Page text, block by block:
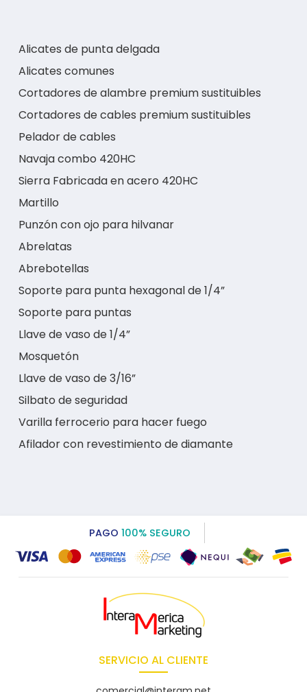
Alicates de punta delgada
Alicates comunes
Cortadores de alambre premium sustituibles
Cortadores de cables premium sustituibles
Pelador de cables
Navaja combo 420HC
Sierra Fabricada en acero 420HC
Martillo
Punzón con ojo para hilvanar
Abrelatas
Abrebotellas
Soporte para punta hexagonal de 1/4”
Soporte para puntas
Llave de vaso de 1/4”
Mosquetón
Llave de vaso de 3/16”
Silbato de seguridad
Varilla ferrocerio para hacer fuego
Afilador con revestimiento de diamante
PAGO 100% SEGURO
SERVICIO AL CLIENTE